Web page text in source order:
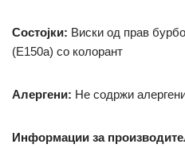
Состојки: Виски од прав
(Е150а) со колорант
Алергени: Не содржи
Информации за